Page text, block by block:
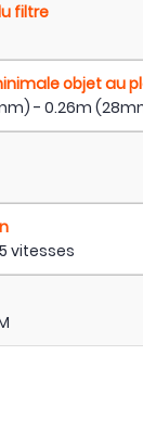
filtre
objet au
- 0.26m
vitesses